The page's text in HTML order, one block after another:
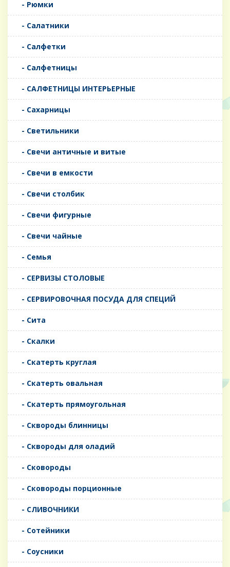
- Рюмки
- Салатники
- Салфетки
- Салфетницы
- САЛФЕТНИЦЫ ИНТЕРЬЕРНЫЕ
- Сахарницы
- Светильники
- Свечи античные и витые
- Свечи в емкости
- Свечи столбик
- Свечи фигурные
- Свечи чайные
- Семья
- СЕРВИЗЫ СТОЛОВЫЕ
- СЕРВИРОВОЧНАЯ ПОСУДА ДЛЯ СПЕЦИЙ
- Сита
- Скалки
- Скатерть круглая
- Скатерть овальная
- Скатерть прямоугольная
- Сквороды блинницы
- Сквороды для оладий
- Сковороды
- Сковороды порционные
- СЛИВОЧНИКИ
- Сотейники
- Соусники